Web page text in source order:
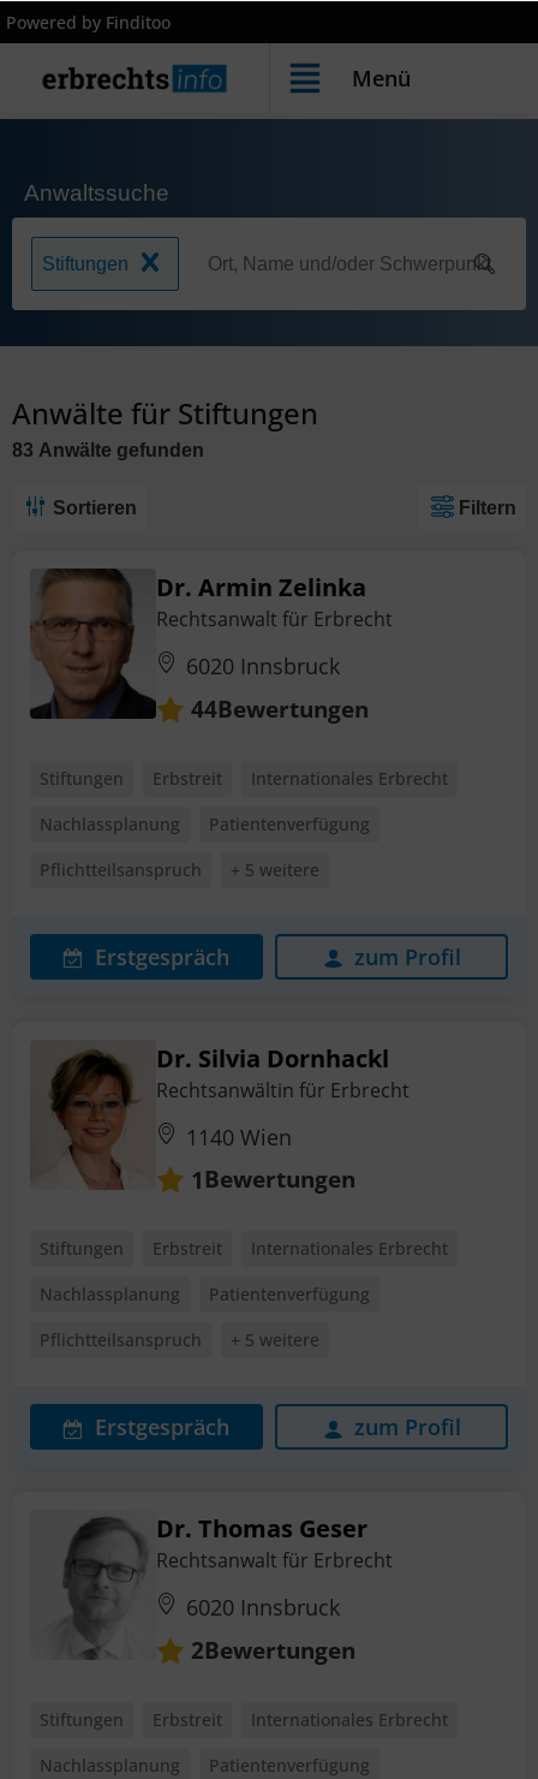
Powered by Finditoo
Menü
Anwaltssuche
Stiftungen
Anwälte für Stiftungen
83 Anwälte gefunden
Sortieren Filtern
Dr. Armin Zelinka
Rechtsanwalt für Erbrecht
6020 Innsbruck
44Bewertungen
Stiftungen Erbstreit
Internationales Erbrecht
Nachlassplanung
Patientenverfügung
Pflichtteilsanspruch
+ 5 weitere
Erstgespräch zum Profil
Dr. Silvia Dornhackl
Rechtsanwältin für Erbrecht
1140 Wien
1Bewertungen
Stiftungen Erbstreit
Internationales Erbrecht
Nachlassplanung
Patientenverfügung
Pflichtteilsanspruch
+ 5 weitere
Erstgespräch zum Profil
Dr. Thomas Geser
Rechtsanwalt für Erbrecht
6020 Innsbruck
2Bewertungen
Stiftungen Erbstreit
Internationales Erbrecht
Nachlassplanung
Patientenverfügung